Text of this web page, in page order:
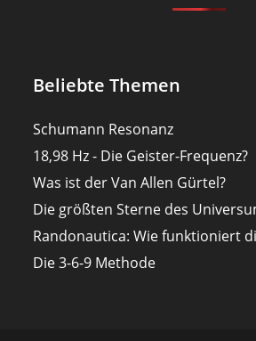
Beliebte Themen
Schumann Resonanz
18,98 Hz - Die Geister-Frequenz?
Was ist der Van Allen Gürtel?
Die größten Sterne des
Randonautica: Wie funktioniert
Die 3-6-9 Methode